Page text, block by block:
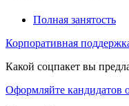
Полная занятость
Корпоративная
Какой соцпакет вы
Оформляйте кандидатов